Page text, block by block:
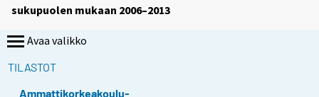
sukupuolen mukaan 2006–2013
Avaa valikko
TILASTOT
Ammattikorkeakoulu-